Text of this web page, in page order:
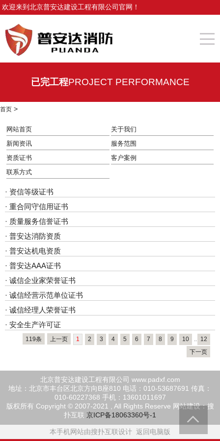
欢迎来到北京普安达建设工程有限公司官网！
已完工程PROJECT PERFORMANCE
首页 >
网站首页
关于我们
新闻资讯
服务范围
资质证书
客户案例
联系方式
· 资信等级证书
· 重合同守信用证书
· 质量服务信誉证书
· 普安达消防资质
· 普安达机电资质
· 普安达AAA证书
· 诚信企业家荣誉证书
· 诚信经营示范单位证书
· 诚信经理人荣誉证书
· 安全生产许可证
119条 上一页 1 2 3 4 5 6 7 8 9 10 .. 12
下一页
北京普安达建设工程有限公司 www.padxf.com
地址：北京市丰台区北京方向B座810 电话：010-53687691 传真：
010-60227368 手机：13601011697
版权所有 Copyright © 2007-2021 , All Rights Reserve 网站建设：搜
扑互联 京ICP备18063360号-1
本手机网站由搜扑互联设计 返回电脑版